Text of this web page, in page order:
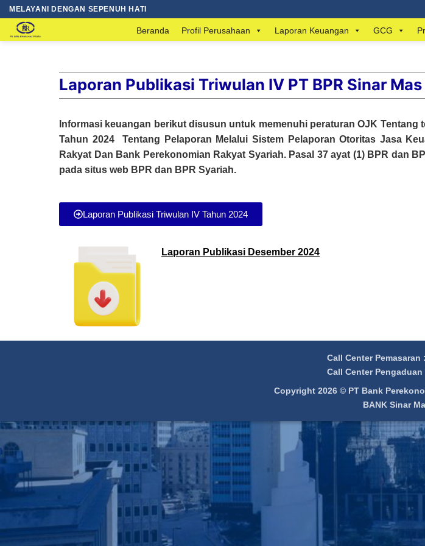
MELAYANI DENGAN SEPENUH HATI
Beranda Profil Perusahaan Laporan Keuangan GCG
Laporan Publikasi Triwulan IV PT BPR Sinar
Informasi keuangan berikut disusun untuk memenuhi peraturan OJK
Tahun 2024 Tentang Pelaporan Melalui Sistem Pelaporan Otoritas Jasa
Rakyat Dan Bank Perekonomian Rakyat Syariah. Pasal 37 ayat (1) BPR dan
pada situs web BPR dan BPR Syariah.
Laporan Publikasi Triwulan IV Tahun 2024
Laporan Publikasi Desember 2024
Call Center Pemasaran
Call Center Pengaduan
Copyright 2026 © PT Bank
BANK Sinar